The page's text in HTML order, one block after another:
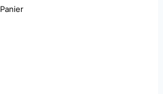
Panier